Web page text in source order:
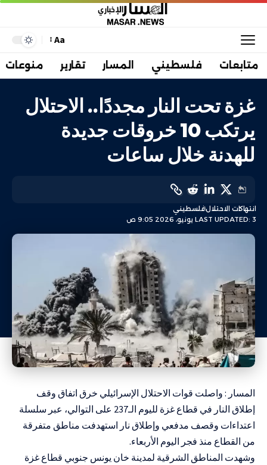
Aa
متابعات فلسطيني المسار تقارير منوعات
غزة تحت النار مجددًا.. الاحتلال
يرتكب 10 خروقات جديدة
للهدنة خلال ساعات
LAST UPDATED: 3 يونيو، 2026 9:05 ص
انتهاكات الاحتلالفلسطيني
المسار : واصلت قوات الاحتلال الإسرائيلي خرق اتفاق وقف
إطلاق النار في قطاع غزة لليوم الـ237 على التوالي، عبر سلسلة
اعتداءات وقصف مدفعي وإطلاق نار استهدفت مناطق متفرقة
من القطاع منذ فجر اليوم الأربعاء.
وشهدت المناطق الشرقية لمدينة خان يونس جنوبي قطاع غزة